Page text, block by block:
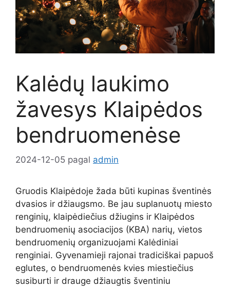
Kalėdų laukimo
žavesys Klaipėdos
bendruomenėse
2024-12-05 pagal admin
Gruodis Klaipėdoje žada būti kupinas šventinės
dvasios ir džiaugsmo. Be jau suplanuotų miesto
renginių, klaipėdiečius džiugins ir Klaipėdos
bendruomenių asociacijos (KBA) narių, vietos
bendruomenių organizuojami Kalėdiniai
renginiai. Gyvenamieji rajonai tradiciškai papuoš
eglutes, o bendruomenės kvies miestiečius
susiburti ir drauge džiaugtis šventiniu